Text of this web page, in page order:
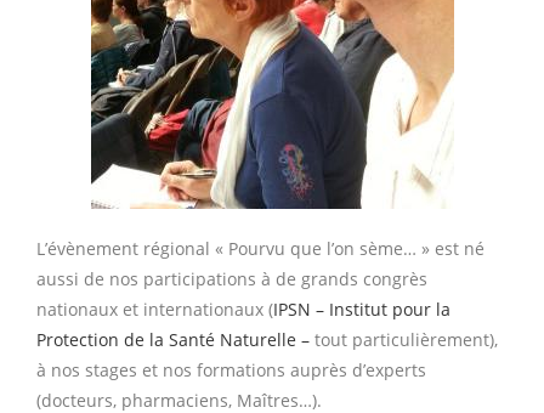
L’évènement régional « Pourvu que l’on sème… » est né
aussi de nos participations à de grands congrès
nationaux et internationaux (IPSN – Institut pour la
Protection de la Santé Naturelle – tout particulièrement),
à nos stages et nos formations auprès d’experts
(docteurs, pharmaciens, Maîtres…).